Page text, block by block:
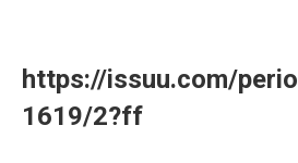
https://issuu.com/
1619/2?ff